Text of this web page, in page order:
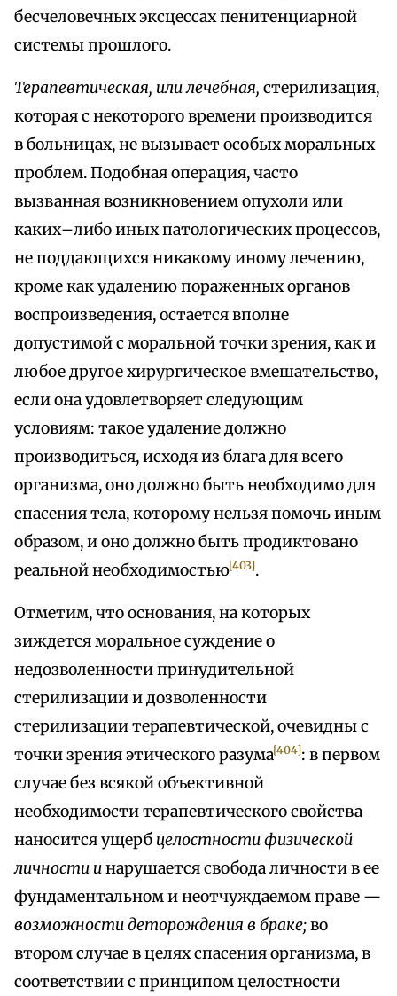
бесчеловечных эксцессах пенитенциарной
системы прошлого.
Терапевтическая, или лечебная, стерилизация,
которая с некоторого времени производится
в больницах, не вызывает особых моральных
проблем. Подобная операция, часто
вызванная возникновением опухоли или
каких–либо иных патологических процессов,
не поддающихся никакому иному лечению,
кроме как удалению пораженных органов
воспроизведения, остается вполне
допустимой с моральной точки зрения, как и
любое другое хирургическое вмешательство,
если она удовлетворяет следующим
условиям: такое удаление должно
производиться, исходя из блага для всего
организма, оно должно быть необходимо для
спасения тела, которому нельзя помочь иным
образом, и оно должно быть продиктовано
реальной необходимостью[403].
Отметим, что основания, на которых
зиждется моральное суждение о
недозволенности принудительной
стерилизации и дозволенности
стерилизации терапевтической, очевидны с
точки зрения этического разума[404]: в первом
случае без всякой объективной
необходимости терапевтического свойства
наносится ущерб целостности физической
личности инарушается свобода личности в ее
фундаментальном и неотчуждаемом праве —
возможности деторождения в браке;во
втором случае в целях спасения организма, в
соответствии с принципом целостности